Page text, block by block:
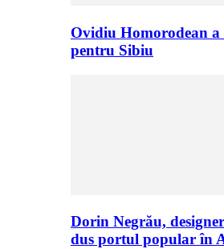
Ovidiu Homorodean a
pentru Sibiu
Dorin Negrău,
dus portul popular în